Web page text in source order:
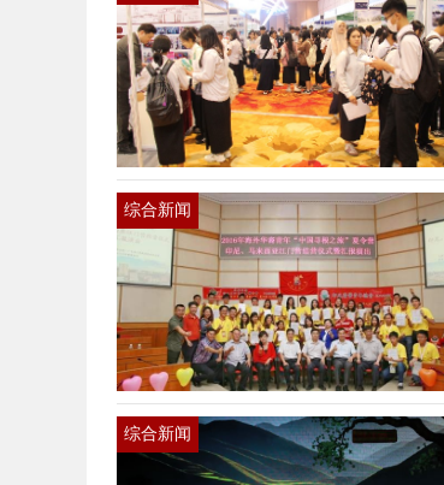
综合新闻
综合新闻